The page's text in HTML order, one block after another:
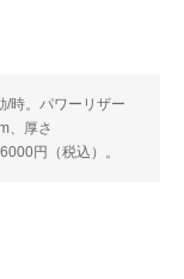
/時。パワーリザー
、厚さ
円（税込）。